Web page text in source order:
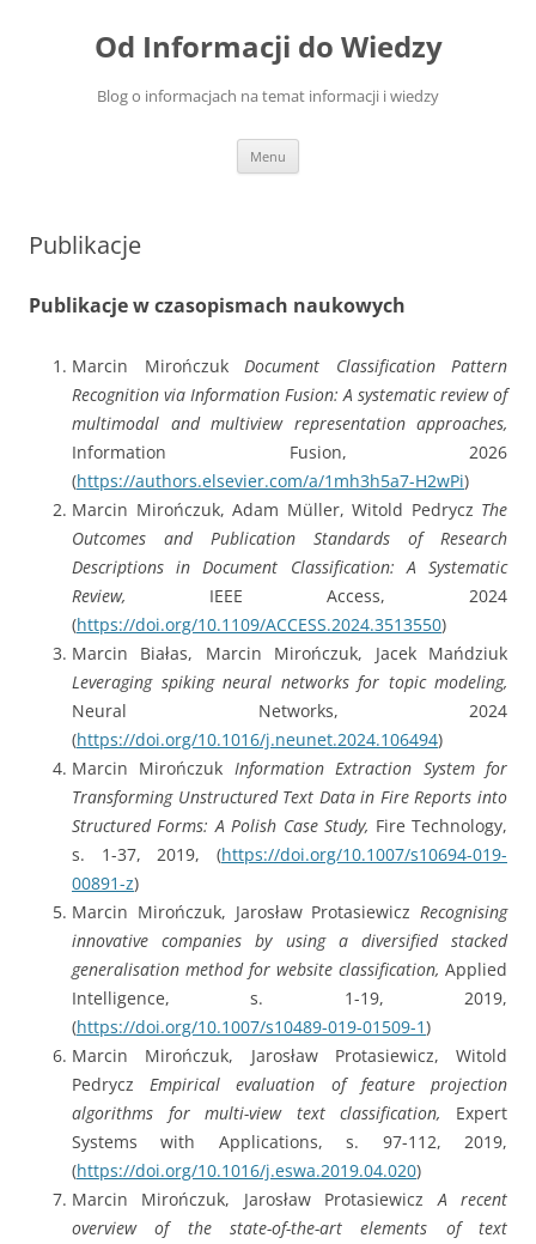
Od Informacji do Wiedzy
Blog o informacjach na temat informacji i wiedzy
Menu
Publikacje
Publikacje w czasopismach naukowych
Marcin Mirończuk Document Classification Pattern
Recognition via Information Fusion: A systematic review of
multimodal and multiview representation approaches,
Information Fusion, 2026
(https://authors.elsevier.com/a/1mh3h5a7-H2wPi)
Marcin Mirończuk, Adam Müller, Witold Pedrycz The
Outcomes and Publication Standards of Research
Descriptions in Document Classification: A Systematic
Review, IEEE Access, 2024
(https://doi.org/10.1109/ACCESS.2024.3513550)
Marcin Białas, Marcin Mirończuk, Jacek Mańdziuk
Leveraging spiking neural networks for topic modeling,
Neural Networks, 2024
(https://doi.org/10.1016/j.neunet.2024.106494)
Marcin Mirończuk Information Extraction System for
Transforming Unstructured Text Data in Fire Reports into
Structured Forms: A Polish Case Study, Fire Technology,
s. 1-37, 2019, (https://doi.org/10.1007/s10694-019-
00891-z)
Marcin Mirończuk, Jarosław Protasiewicz Recognising
innovative companies by using a diversified stacked
generalisation method for website classification, Applied
Intelligence, s. 1-19, 2019,
(https://doi.org/10.1007/s10489-019-01509-1)
Marcin Mirończuk, Jarosław Protasiewicz, Witold
PedryczEmpirical evaluation of feature projection
algorithms for multi-view text classification, Expert
Systems with Applications, s. 97-112, 2019,
(https://doi.org/10.1016/j.eswa.2019.04.020)
Marcin Mirończuk, Jarosław ProtasiewiczA recent
overview of the state-of-the-art elements of text